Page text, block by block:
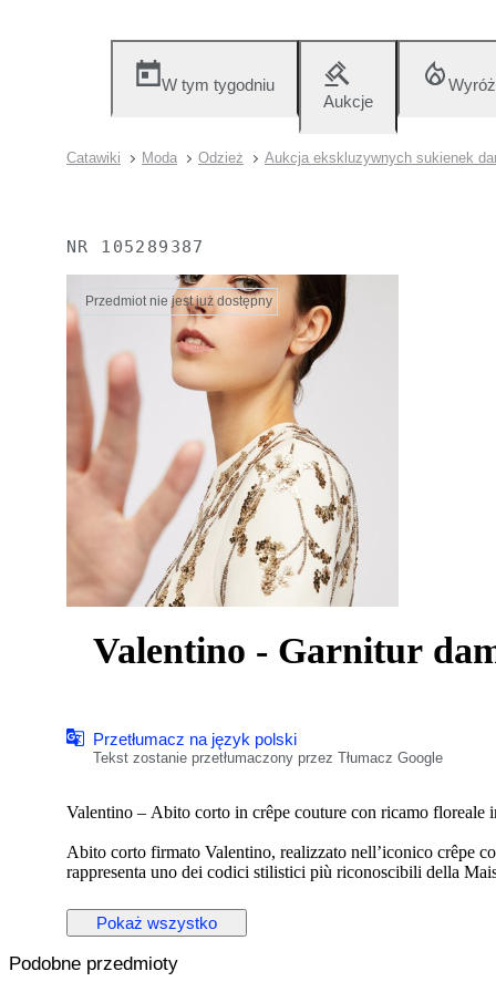
W tym tygodniu
Aukcje
Catawiki Moda Odzież Aukcja ekskluzywnych sukienek
NR 105289387
Przedmiot nie jest już dostępny
Valentino - Garnitur
Przetłumacz na język polski
Tekst zostanie przetłumaczony przez Tłumacz Google
Valentino – Abito corto in crêpe couture con ricamo floreale
Abito corto firmato Valentino, realizzato nell’iconico crêpe
rappresenta uno dei codici stilistici più riconoscibili della
Il modello, dal taglio a trapezio, presenta una silhouette
floreale realizzato interamente a mano con paillettes color
Il design è pulito e minimal, ma estremamente raffinato.
Pokaż wszystko
Podobne przedmioty